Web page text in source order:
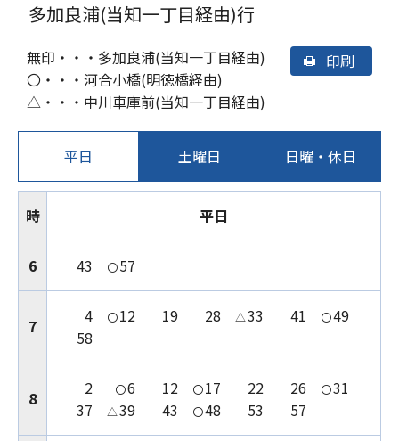
多加良浦(当知一丁目経由)行
無印・・・多加良浦(当知一丁目経由)
〇・・・河合小橋(明徳橋経由)
△・・・中川車庫前(当知一丁目経由)
印刷
平日 土曜日 日曜・休日
時 平日
6 43 〇57
7 4 〇12 19 28 △33 41 〇49
58
8 2 〇6 12 〇17 22 26 〇31
37
△39 43 〇48 53 57